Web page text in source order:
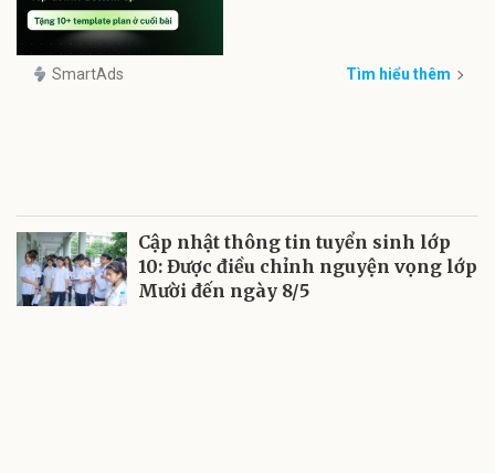
SmartAds Tìm hiểu thêm
Cập nhật thông tin tuyển sinh lớp
10: Được điều chỉnh nguyện vọng lớp
Mười đến ngày 8/5